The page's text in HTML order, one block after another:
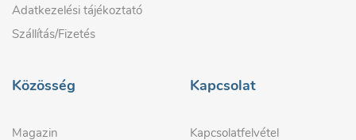
Adatkezelési tájékoztató
Szállítás/Fizetés
Közösség
Magazin
Kapcsolat
Kapcsolatfelvétel